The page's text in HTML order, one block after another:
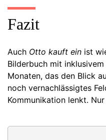
Fazit
Auch Otto kauft ein ist
Bilderbuch mit
Monaten, das den Blick
noch vernachlässigtes
Kommunikation lenkt.